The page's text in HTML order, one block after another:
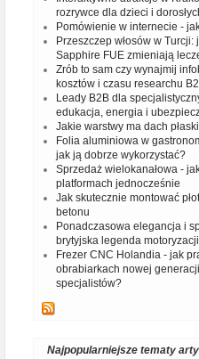
rozrywce dla dzieci i
Pomówienie w internecie -
Przeszczep włosów w
Sapphire FUE zmieniają
Zrób to sam czy wynajmij
kosztów i czasu researchu
Leady B2B dla
edukacja, energia i
Jakie warstwy ma dach
Folia aluminiowa w
jak ją dobrze wykorzystać?
Sprzedaż wielokanałowa -
platformach jednocześnie
Jak skutecznie montować
betonu
Ponadczasowa elegancja i
brytyjska legenda
Frezer CNC Holandia - jak
obrabiarkach nowej
specjalistów?
Najpopularniejsze tematy